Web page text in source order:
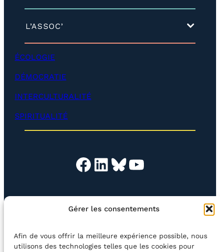
Gérer les consentements
Afin de vous offrir la meilleure expérience possible, nous
utilisons des technologies telles que les cookies pour
p
L’ASSOC’
é
l
o
p
e
r
)
ÉCOLOGIE
DÉMOCRATIE
INTERCULTURALITÉ
SPIRITUALITÉ
Facebook LinkedIn Bluesky YouTube
EN QUESTION BOUTIQUE NEWSLETTER
CONTACT
Rechercher